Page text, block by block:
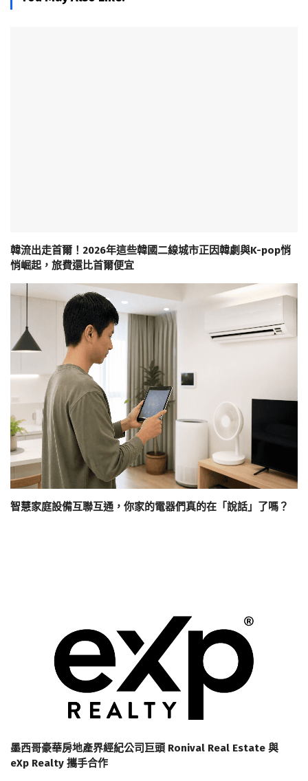
韓流出走首爾！2026年這些韓國二線城市正因韓劇與K-pop悄
悄崛起，旅費還比首爾便宜
智慧家庭設備互聯互通，你家的電器們真的在「說話」了嗎？
墨西哥豪華房地產界經紀公司巨頭 Ronival Real Estate 與
eXp Realty 攜手合作